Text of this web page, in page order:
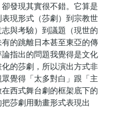
發現其實很不錯。它算是
現形式（莎劇）到宗教世
與考驗）到議題（現世的
的跳離日本甚至東亞的傳
指出的問題我覺得是文化
的莎劇，所以演出方式非
覺得「太多對白」跟「主
西式舞台劇的框架底下的
莎劇用動畫形式表現出